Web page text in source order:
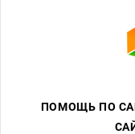
ПОМОЩЬ ПО